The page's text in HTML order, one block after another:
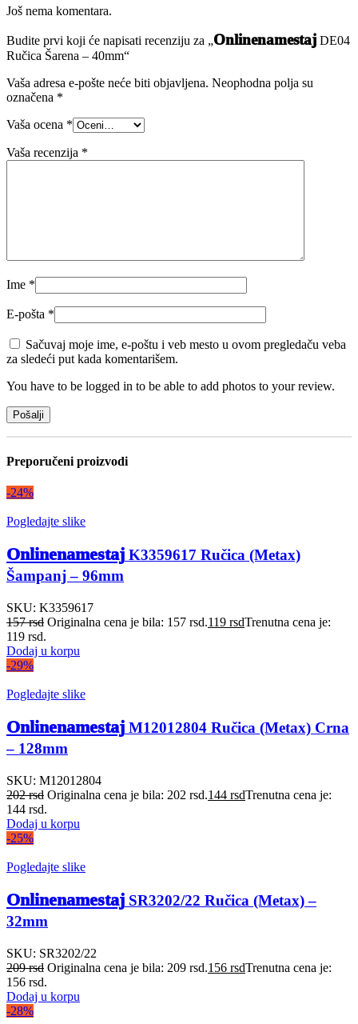
Još nema komentara.
Budite prvi koji će napisati recenziju za „Onlinenamestaj DE04
Ručica Šarena – 40mm“
Vaša adresa e-pošte neće biti objavljena. Neophodna polja su
označena *
Vaša ocena *
Vaša recenzija *
Ime *
E-pošta *
Sačuvaj moje ime, e-poštu i veb mesto u ovom pregledaču veba
za sledeći put kada komentarišem.
You have to be logged in to be able to add photos to your review.
Preporučeni proizvodi
-24%
Pogledajte slike
Onlinenamestaj K3359617 Ručica (Metax)
Šampanj – 96mm
SKU: K3359617
157rsd Originalna cena je bila: 157 rsd.119 rsdTrenutna cena je:
119 rsd.
Dodaj u korpu
-29%
Pogledajte slike
Onlinenamestaj M12012804 Ručica (Metax) Crna
– 128mm
SKU: M12012804
202rsd Originalna cena je bila: 202 rsd.144 rsdTrenutna cena je:
144 rsd.
Dodaj u korpu
-25%
Pogledajte slike
Onlinenamestaj SR3202/22 Ručica (Metax) –
32mm
SKU: SR3202/22
209rsd Originalna cena je bila: 209 rsd.156 rsdTrenutna cena je:
156 rsd.
Dodaj u korpu
-28%